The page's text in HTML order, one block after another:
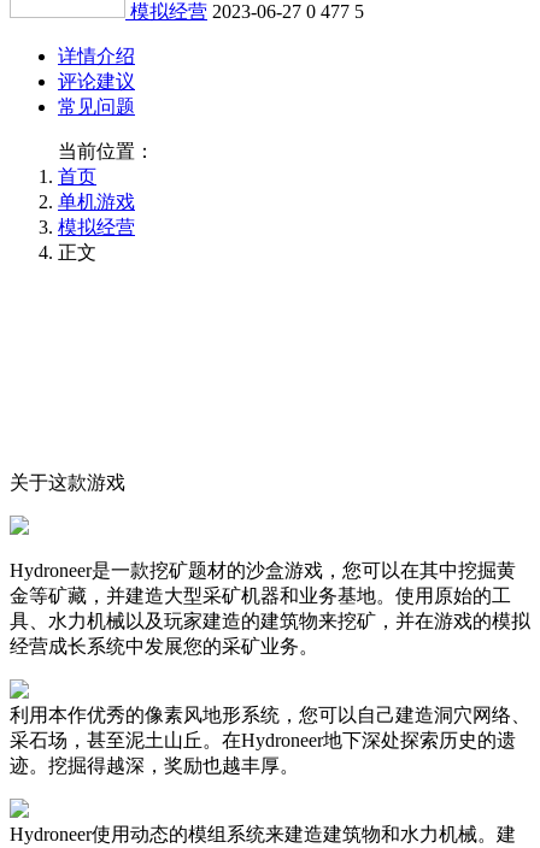
模拟经营 2023-06-27 0 477 5
详情介绍
评论建议
常见问题
当前位置：
首页
单机游戏
模拟经营
正文
关于这款游戏
Hydroneer是一款挖矿题材的沙盒游戏，您可以在其中挖掘黄
金等矿藏，并建造大型采矿机器和业务基地。使用原始的工
具、水力机械以及玩家建造的建筑物来挖矿，并在游戏的模拟
经营成长系统中发展您的采矿业务。
利用本作优秀的像素风地形系统，您可以自己建造洞穴网络、
采石场，甚至泥土山丘。在Hydroneer地下深处探索历史的遗
迹。挖掘得越深，奖励也越丰厚。
Hydroneer使用动态的模组系统来建造建筑物和水力机械。建